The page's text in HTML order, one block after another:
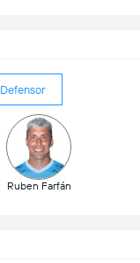
Defensor
Ruben Farfán